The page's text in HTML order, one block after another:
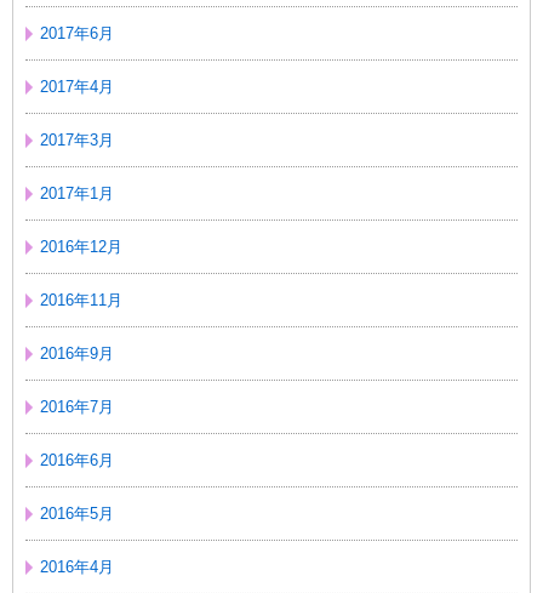
2017年6月
2017年4月
2017年3月
2017年1月
2016年12月
2016年11月
2016年9月
2016年7月
2016年6月
2016年5月
2016年4月